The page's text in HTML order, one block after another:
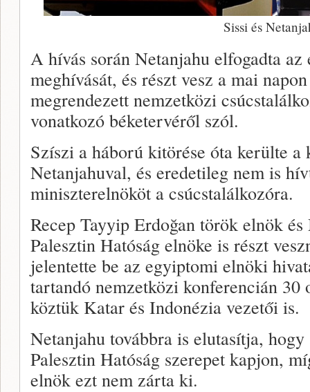
Sissi és
A hívás során Netanjahu elfogadta
meghívását, és részt vesz a mai
megrendezett nemzetközi
vonatkozó béketervéről szól.
Szíszi a háború kitörése óta kerülte
Netanjahuval, és eredetileg nem is
miniszterelnököt a csúcstalálkozóra.
Recep Tayyip Erdoğan török elnök
Palesztin Hatóság elnöke is részt
jelentette be az egyiptomi elnöki
tartandó nemzetközi konferencián 30
köztük Katar és Indonézia vezetői is.
Netanjahu továbbra is elutasítja,
Palesztin Hatóság szerepet kapjon,
elnök ezt nem zárta ki.